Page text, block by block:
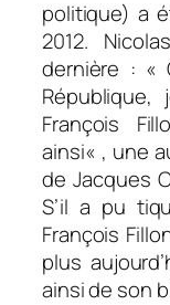
politique) a
2012.
dernière : «
François
ainsi« , une
de Jacques
S’il a pu
François
plus
ainsi de son